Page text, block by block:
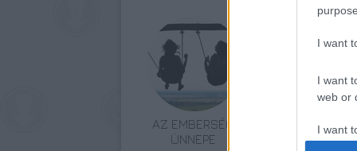
I want
I want
web or
I want
AZ EMBERSÉG
ÜNNEPE
ETNOFON AZ I.
ONIFESZT-EN